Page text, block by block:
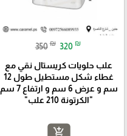
350 ₪ 320 ₪
علب حلويات كريستال نقي مع
غطاء شكل مستطيل طول 12
سم و عرض 6 سم و ارتفاع 7 سم
"الكرتونة 210 علب"
add_shopping_cart